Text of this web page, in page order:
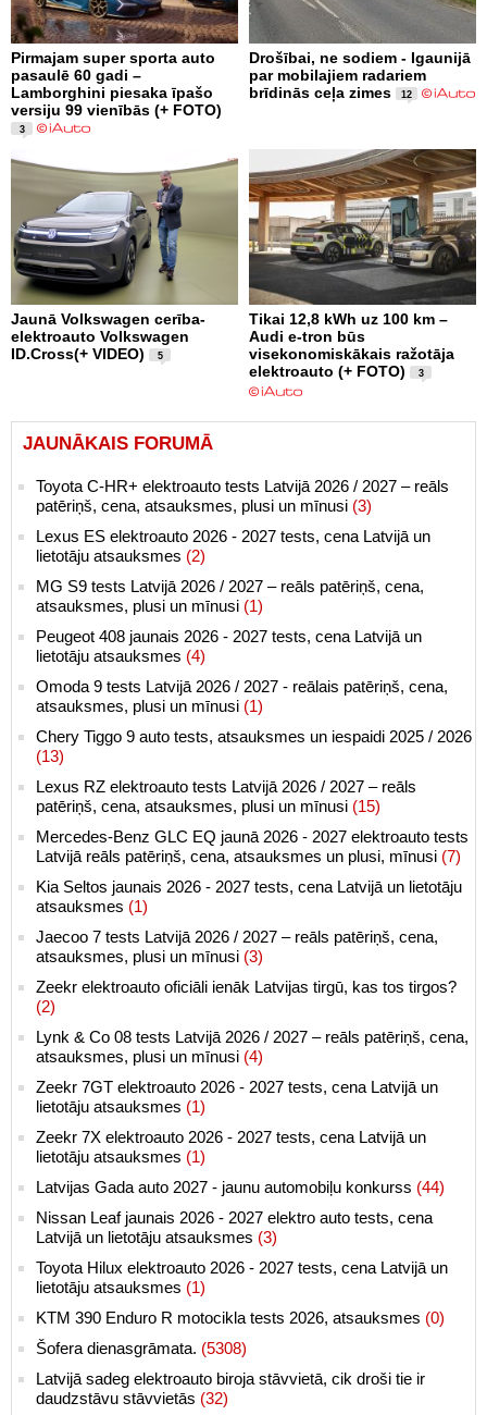
Pirmajam super sporta auto
pasaulē 60 gadi –
Lamborghini piesaka īpašo
versiju 99 vienībās (+ FOTO)
3
Drošībai, ne sodiem - Igaunijā
par mobilajiem radariem
brīdinās ceļa zimes
12
Jaunā Volkswagen cerība-
elektroauto Volkswagen
ID.Cross(+ VIDEO)
5
Tikai 12,8 kWh uz 100 km –
Audi e-tron būs
visekonomiskākais ražotāja
elektroauto (+ FOTO)
3
JAUNĀKAIS FORUMĀ
Toyota C-HR+ elektroauto tests Latvijā 2026 / 2027 – reāls
patēriņš, cena, atsauksmes, plusi un mīnusi (3)
Lexus ES elektroauto 2026 - 2027 tests, cena Latvijā un
lietotāju atsauksmes (2)
MG S9 tests Latvijā 2026 / 2027 – reāls patēriņš, cena,
atsauksmes, plusi un mīnusi (1)
Peugeot 408 jaunais 2026 - 2027 tests, cena Latvijā un
lietotāju atsauksmes (4)
Omoda 9 tests Latvijā 2026 / 2027 - reālais patēriņš, cena,
atsauksmes, plusi un mīnusi (1)
Chery Tiggo 9 auto tests, atsauksmes un iespaidi 2025 / 2026
(13)
Lexus RZ elektroauto tests Latvijā 2026 / 2027 – reāls
patēriņš, cena, atsauksmes, plusi un mīnusi (15)
Mercedes-Benz GLC EQ jaunā 2026 - 2027 elektroauto tests
Latvijā reāls patēriņš, cena, atsauksmes un plusi, mīnusi (7)
Kia Seltos jaunais 2026 - 2027 tests, cena Latvijā un lietotāju
atsauksmes (1)
Jaecoo 7 tests Latvijā 2026 / 2027 – reāls patēriņš, cena,
atsauksmes, plusi un mīnusi (3)
Zeekr elektroauto oficiāli ienāk Latvijas tirgū, kas tos tirgos?
(2)
Lynk & Co 08 tests Latvijā 2026 / 2027 – reāls patēriņš, cena,
atsauksmes, plusi un mīnusi (4)
Zeekr 7GT elektroauto 2026 - 2027 tests, cena Latvijā un
lietotāju atsauksmes (1)
Zeekr 7X elektroauto 2026 - 2027 tests, cena Latvijā un
lietotāju atsauksmes (1)
Latvijas Gada auto 2027 - jaunu automobiļu konkurss (44)
Nissan Leaf jaunais 2026 - 2027 elektro auto tests, cena
Latvijā un lietotāju atsauksmes (3)
Toyota Hilux elektroauto 2026 - 2027 tests, cena Latvijā un
lietotāju atsauksmes (1)
KTM 390 Enduro R motocikla tests 2026, atsauksmes (0)
Šofera dienasgrāmata. (5308)
Latvijā sadeg elektroauto biroja stāvvietā, cik droši tie ir
daudzstāvu stāvvietās (32)